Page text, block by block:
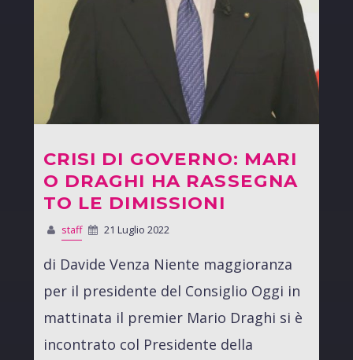
CRISI DI GOVERNO: MARI
O DRAGHI HA RASSEGNA
TO LE DIMISSIONI
staff 21 Luglio 2022
di Davide Venza Niente maggioranza
per il presidente del Consiglio Oggi in
mattinata il premier Mario Draghi si è
incontrato col Presidente della